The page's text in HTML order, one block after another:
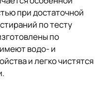
при достаточной
по тесту
по
водо- и
и легко чистятся